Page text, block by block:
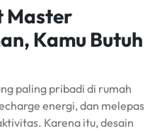
Master
Kamu Butuh
paling pribadi di rumah
energi, dan melepas
Karena itu, desain